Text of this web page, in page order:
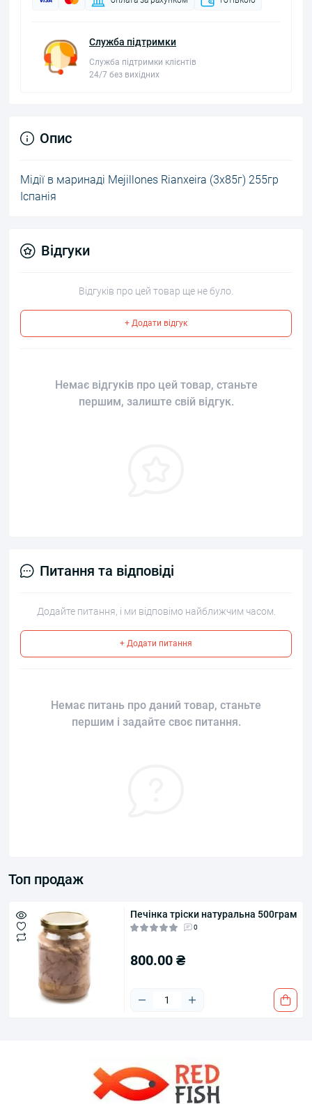
Служба підтримки
Служба підтримки клієнтів
24/7 без вихідних
Опис
Мідії в маринаді Mejillones Rianxeira (3x85г) 255гр
Іспанія
Відгуки
Відгуків про цей товар ще не було.
+ Додати відгук
Немає відгуків про цей товар, станьте
першим, залиште свій відгук.
Питання та відповіді
Додайте питання, і ми відповімо найближчим часом.
+ Додати питання
Немає питань про даний товар, станьте
першим і задайте своє питання.
Топ продаж
Печінка тріски натуральна 500грам
0
800.00 ₴